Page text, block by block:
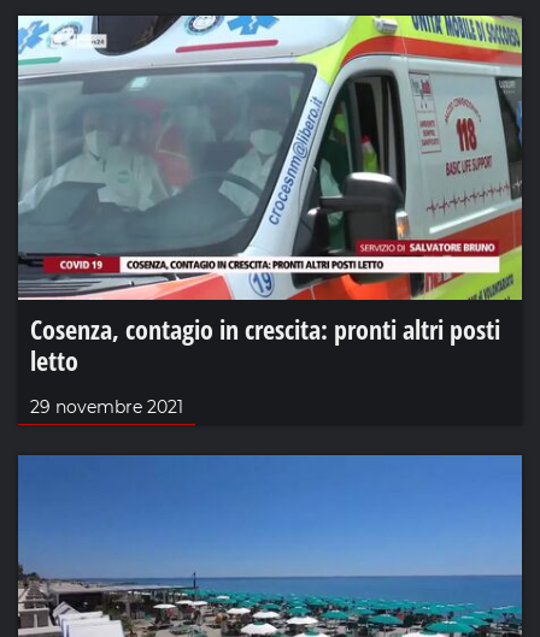
Cosenza, contagio in crescita: pronti altri posti
letto
29 novembre 2021